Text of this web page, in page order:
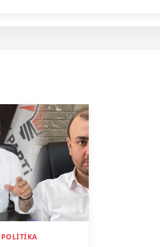
POLITIKA